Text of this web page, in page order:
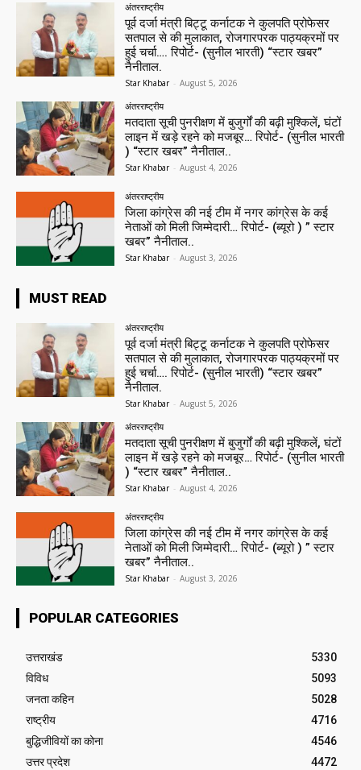
अंतरराष्ट्रीय
पूर्व दर्जा मंत्री बिट्टू कर्नाटक ने कुलपति प्रोफेसर
सतपाल से की मुलाकात, रोजगारपरक पाठ्यक्रमों पर
हुई चर्चा…. रिपोर्ट- (सुनील भारती) “स्टार खबर”
नैनीताल.
Star Khabar - August 5, 2026
अंतरराष्ट्रीय
मतदाता सूची पुनरीक्षण में बुजुर्गों की बढ़ी मुश्किलें, घंटों
लाइन में खड़े रहने को मजबूर… रिपोर्ट- (सुनील भारती
) “स्टार खबर” नैनीताल..
Star Khabar - August 4, 2026
अंतरराष्ट्रीय
जिला कांग्रेस की नई टीम में नगर कांग्रेस के कई
नेताओं को मिली जिम्मेदारी… रिपोर्ट- (ब्यूरो ) ” स्टार
खबर” नैनीताल..
Star Khabar - August 3, 2026
MUST READ
अंतरराष्ट्रीय
पूर्व दर्जा मंत्री बिट्टू कर्नाटक ने कुलपति प्रोफेसर
सतपाल से की मुलाकात, रोजगारपरक पाठ्यक्रमों पर
हुई चर्चा…. रिपोर्ट- (सुनील भारती) “स्टार खबर”
नैनीताल.
Star Khabar - August 5, 2026
अंतरराष्ट्रीय
मतदाता सूची पुनरीक्षण में बुजुर्गों की बढ़ी मुश्किलें, घंटों
लाइन में खड़े रहने को मजबूर… रिपोर्ट- (सुनील भारती
) “स्टार खबर” नैनीताल..
Star Khabar - August 4, 2026
अंतरराष्ट्रीय
जिला कांग्रेस की नई टीम में नगर कांग्रेस के कई
नेताओं को मिली जिम्मेदारी… रिपोर्ट- (ब्यूरो ) ” स्टार
खबर” नैनीताल..
Star Khabar - August 3, 2026
POPULAR CATEGORIES
उत्तराखंड
5330
विविध
5093
जनता कहिन
5028
राष्ट्रीय
4716
बुद्धिजीवियों का कोना
4546
उत्तर प्रदेश
4472